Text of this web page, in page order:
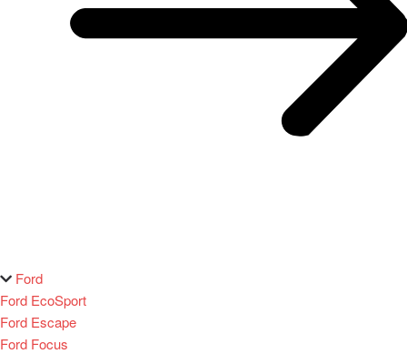
Ford
Ford EcoSport
Ford Escape
Ford Focus